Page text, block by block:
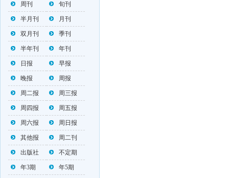
周刊 旬刊
半月刊 月刊
双月刊 季刊
半年刊 年刊
日报 早报
晚报 周报
周二报 周三报
周四报 周五报
周六报 周日报
其他报 周二刊
出版社 不定期
年3期 年5期